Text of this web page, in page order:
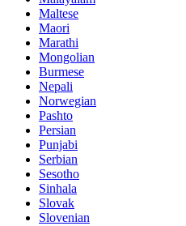
Maltese
Maori
Marathi
Mongolian
Burmese
Nepali
Norwegian
Pashto
Persian
Punjabi
Serbian
Sesotho
Sinhala
Slovak
Slovenian